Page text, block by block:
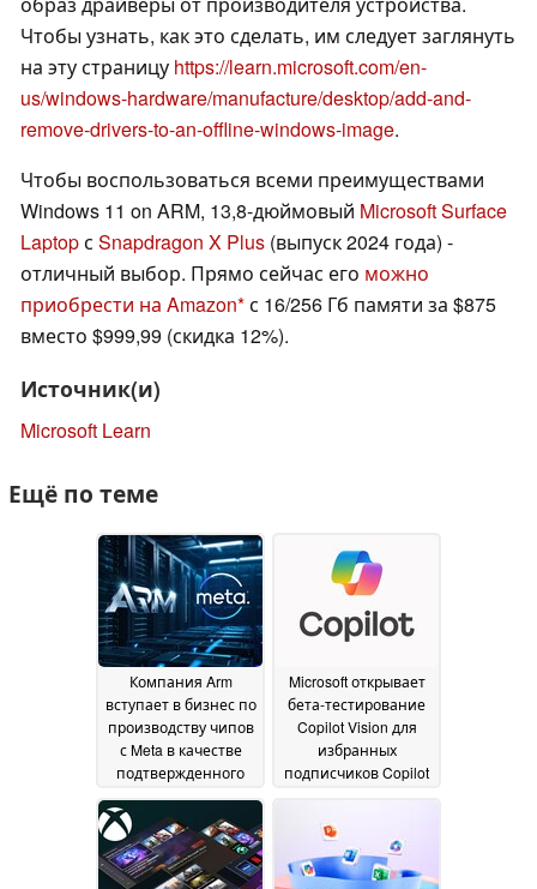
Чтобы узнать, как это сделать, им следует заглянуть
на эту страницу https://learn.microsoft.com/en-
us/windows-hardware/manufacture/desktop/add-and-
remove-drivers-to-an-offline-windows-image.
Чтобы воспользоваться всеми преимуществами
Windows 11 on ARM, 13,8-дюймовый Microsoft Surface
Laptopс Snapdragon X Plus (выпуск 2024 года) -
отличный выбор. Прямо сейчас его можно
приобрести на Amazon с 16/256 Гб памяти за $875
вместо $999,99 (скидка 12%).
Источник(и)
Microsoft Learn
Ещё по теме
Компания Arm
вступает в бизнес по
производству чипов
с Meta в качестве
подтвержденного
клиента14 February 2025
Microsoft открывает
бета-тестирование
Copilot Vision для
избранных
подписчиков Copilot